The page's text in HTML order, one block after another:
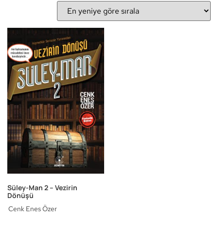
Süley-Man 2 – Vezirin
Dönüşü
Cenk Enes Özer